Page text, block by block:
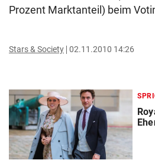
Prozent Marktanteil) beim
Stars & Society 02.11.2010 14:26